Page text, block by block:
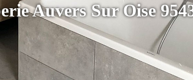
Auvers Sur Oise